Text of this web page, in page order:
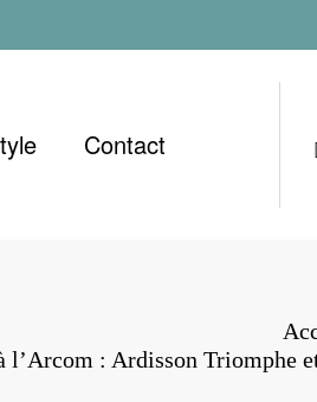
Contact
l’Arcom : Ardisson Triomphe